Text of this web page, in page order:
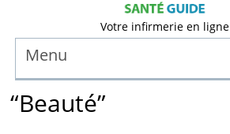
Votre infirmerie en ligne
Menu
“Beauté”